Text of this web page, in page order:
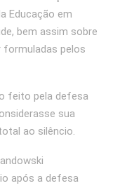
Educação em
bem assim sobre
formuladas pelos
feito pela defesa
sua
ao silêncio.
após a defesa